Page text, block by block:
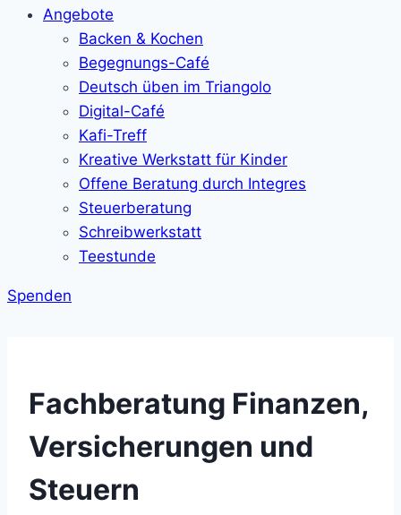
Angebote
Backen & Kochen
Begegnungs-Café
Deutsch üben im Triangolo
Digital-Café
Kafi-Treff
Kreative Werkstatt für Kinder
Offene Beratung durch Integres
Steuerberatung
Schreibwerkstatt
Teestunde
Spenden
Fachberatung Finanzen,
Versicherungen und
Steuern